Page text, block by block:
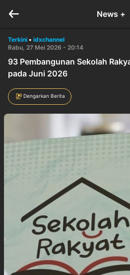
News +
Terkini • idxchannel
Rabu, 27 Mei 2026 - 20:14
93 Pembangunan Sekolah
pada Juni 2026
Dengarkan Berita